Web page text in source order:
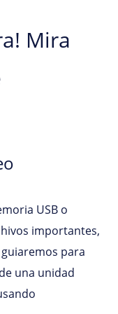
Mira
USB o
importantes,
para
una unidad